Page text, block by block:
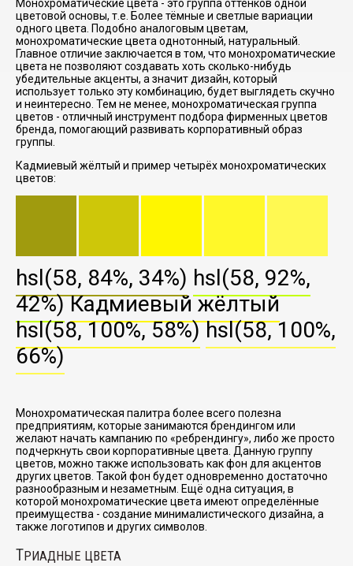
Монохроматические цвета - это группа оттенков одной
цветовой основы, т.е. Более тёмные и светлые вариации
одного цвета. Подобно аналоговым цветам,
монохроматические цвета однотонный, натуральный.
Главное отличие заключается в том, что монохроматические
цвета не позволяют создавать хоть сколько-нибудь
убедительные акценты, а значит дизайн, который
использует только эту комбинацию, будет выглядеть скучно
и неинтересно. Тем не менее, монохроматическая группа
цветов - отличный инструмент подбора фирменных цветов
бренда, помогающий развивать корпоративный образ
группы.
Кадмиевый жёлтый и пример четырёх монохроматических
цветов:
hsl(58, 84%, 34%) hsl(58, 92%,
42%) Кадмиевый жёлтый
hsl(58, 100%, 58%) hsl(58, 100%,
66%)
Монохроматическая палитра более всего полезна
предприятиям, которые занимаются брендингом или
желают начать кампанию по
ребрендингу , либо же просто
подчеркнуть свои корпоративные цвета. Данную группу
цветов, можно также использовать как фон для акцентов
других цветов. Такой фон будет одновременно достаточно
разнообразным и незаметным. Ещё одна ситуация, в
которой монохроматические цвета имеют определённые
преимущества - создание минималистического дизайна, а
также логотипов и других символов.
ТРИАДНЫЕ ЦВЕТА